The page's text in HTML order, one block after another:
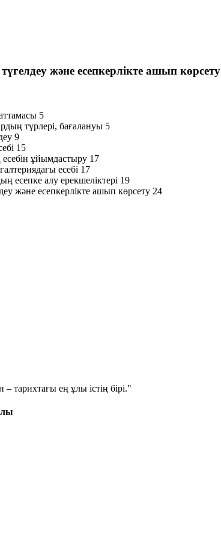
және есепкерлікте ашып көрсету
5
түрлері, бағалануы 5
9
15
есебін ұйымдастыру 17
есебі 17
есепке алу ерекшеліктері 19
және есепкерлікте ашып көрсету 24
тарихтағы ең ұлы істің бірі."